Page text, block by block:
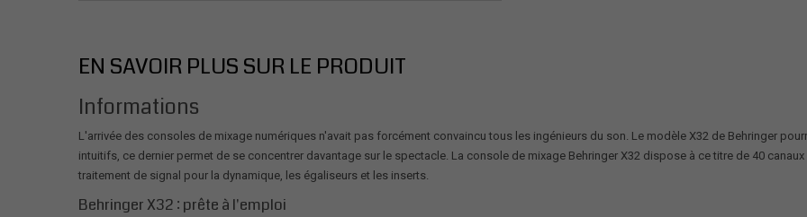
EN SAVOIR PLUS SUR LE PRODUIT
Informations
L'arrivée des consoles de mixage numériques n'avait pas forcément convaincu tous les ingénieurs du son. Le modèle X32 de Behringer
intuitifs, ce dernier permet de se concentrer davantage sur le spectacle. La console de mixage Behringer X32 dispose à ce titre de 40
traitement de signal pour la dynamique, les égaliseurs et les inserts.
Behringer X32 : prête à l'emploi